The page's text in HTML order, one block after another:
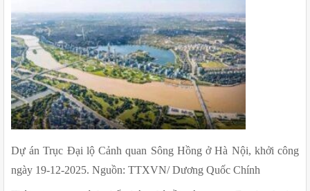
Dự án Trục Đại lộ Cảnh quan Sông Hồng ở Hà Nội, khởi công
ngày 19-12-2025. Nguồn: TTXVN/ Dương Quốc Chính